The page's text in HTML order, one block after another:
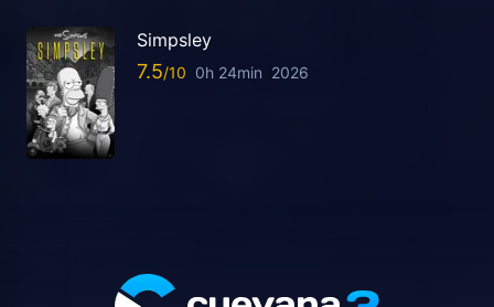
Simpsley
7.5 0h 24min 2026